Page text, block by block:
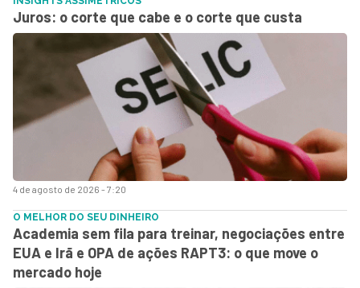
4 de agosto de 2026 - 7:20
Juros: o corte que cabe e o corte que custa
O MELHOR DO SEU DINHEIRO
Academia sem fila para treinar, negociações entre
EUA e Irã e OPA de ações RAPT3: o que move o
mercado hoje